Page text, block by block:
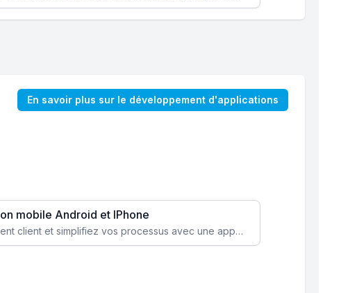
En savoir plus sur le développement d'applications
mobile Android et IPhone
Augmentez l’engagement client et simplifiez vos processus avec une application mobile sur mesure, disponible sur iOS et Android.